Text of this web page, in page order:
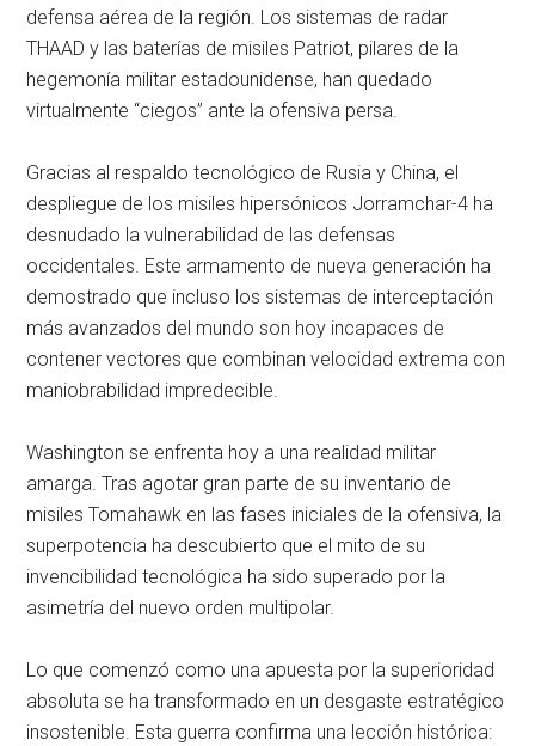
defensa aérea de la región. Los sistemas de radar
THAAD y las baterías de misiles Patriot, pilares de la
hegemonía militar estadounidense, han quedado
virtualmente “ciegos” ante la ofensiva persa.
Gracias al respaldo tecnológico de Rusia y China, el
despliegue de los misiles hipersónicos Jorramchar-4 ha
desnudado la vulnerabilidad de las defensas
occidentales. Este armamento de nueva generación ha
demostrado que incluso los sistemas de interceptación
más avanzados del mundo son hoy incapaces de
contener vectores que combinan velocidad extrema con
maniobrabilidad impredecible.
Washington se enfrenta hoy a una realidad militar
amarga. Tras agotar gran parte de su inventario de
misiles Tomahawk en las fases iniciales de la ofensiva, la
superpotencia ha descubierto que el mito de su
invencibilidad tecnológica ha sido superado por la
asimetría del nuevo orden multipolar.
Lo que comenzó como una apuesta por la superioridad
absoluta se ha transformado en un desgaste estratégico
insostenible. Esta guerra confirma una lección histórica: